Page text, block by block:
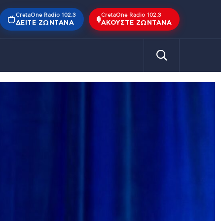
CretaOne Radio 102,3
ΔΕΊΤΕ ΖΩΝΤΑΝΆ
CretaOne Radio 102,3
ΑΚΟΎΣΤΕ ΖΩΝΤΑΝΆ